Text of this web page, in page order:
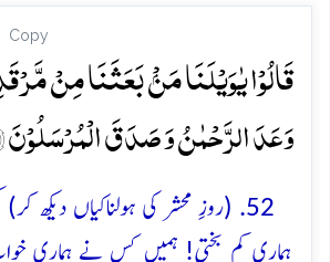
Copy
قَالُوۡا یٰوَیۡلَنَا مَنۡۢ بَعَثَنَا مِنۡ
وَعَدَ الرَّحۡمٰنُ وَ صَدَقَ الۡمُرۡسَلُوۡنَ
52. (روزِ محشر کی ہولناکیاں دیکھ
ہماری کم بختی! ہمیں کس نے ہماری